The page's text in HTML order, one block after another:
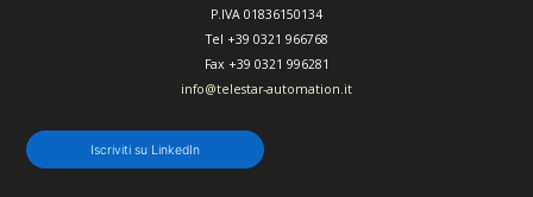
P.IVA 01836150134
Tel +39 0321 966768
Fax +39 0321 996281
info@telestar-automation.it
Iscriviti su LinkedIn